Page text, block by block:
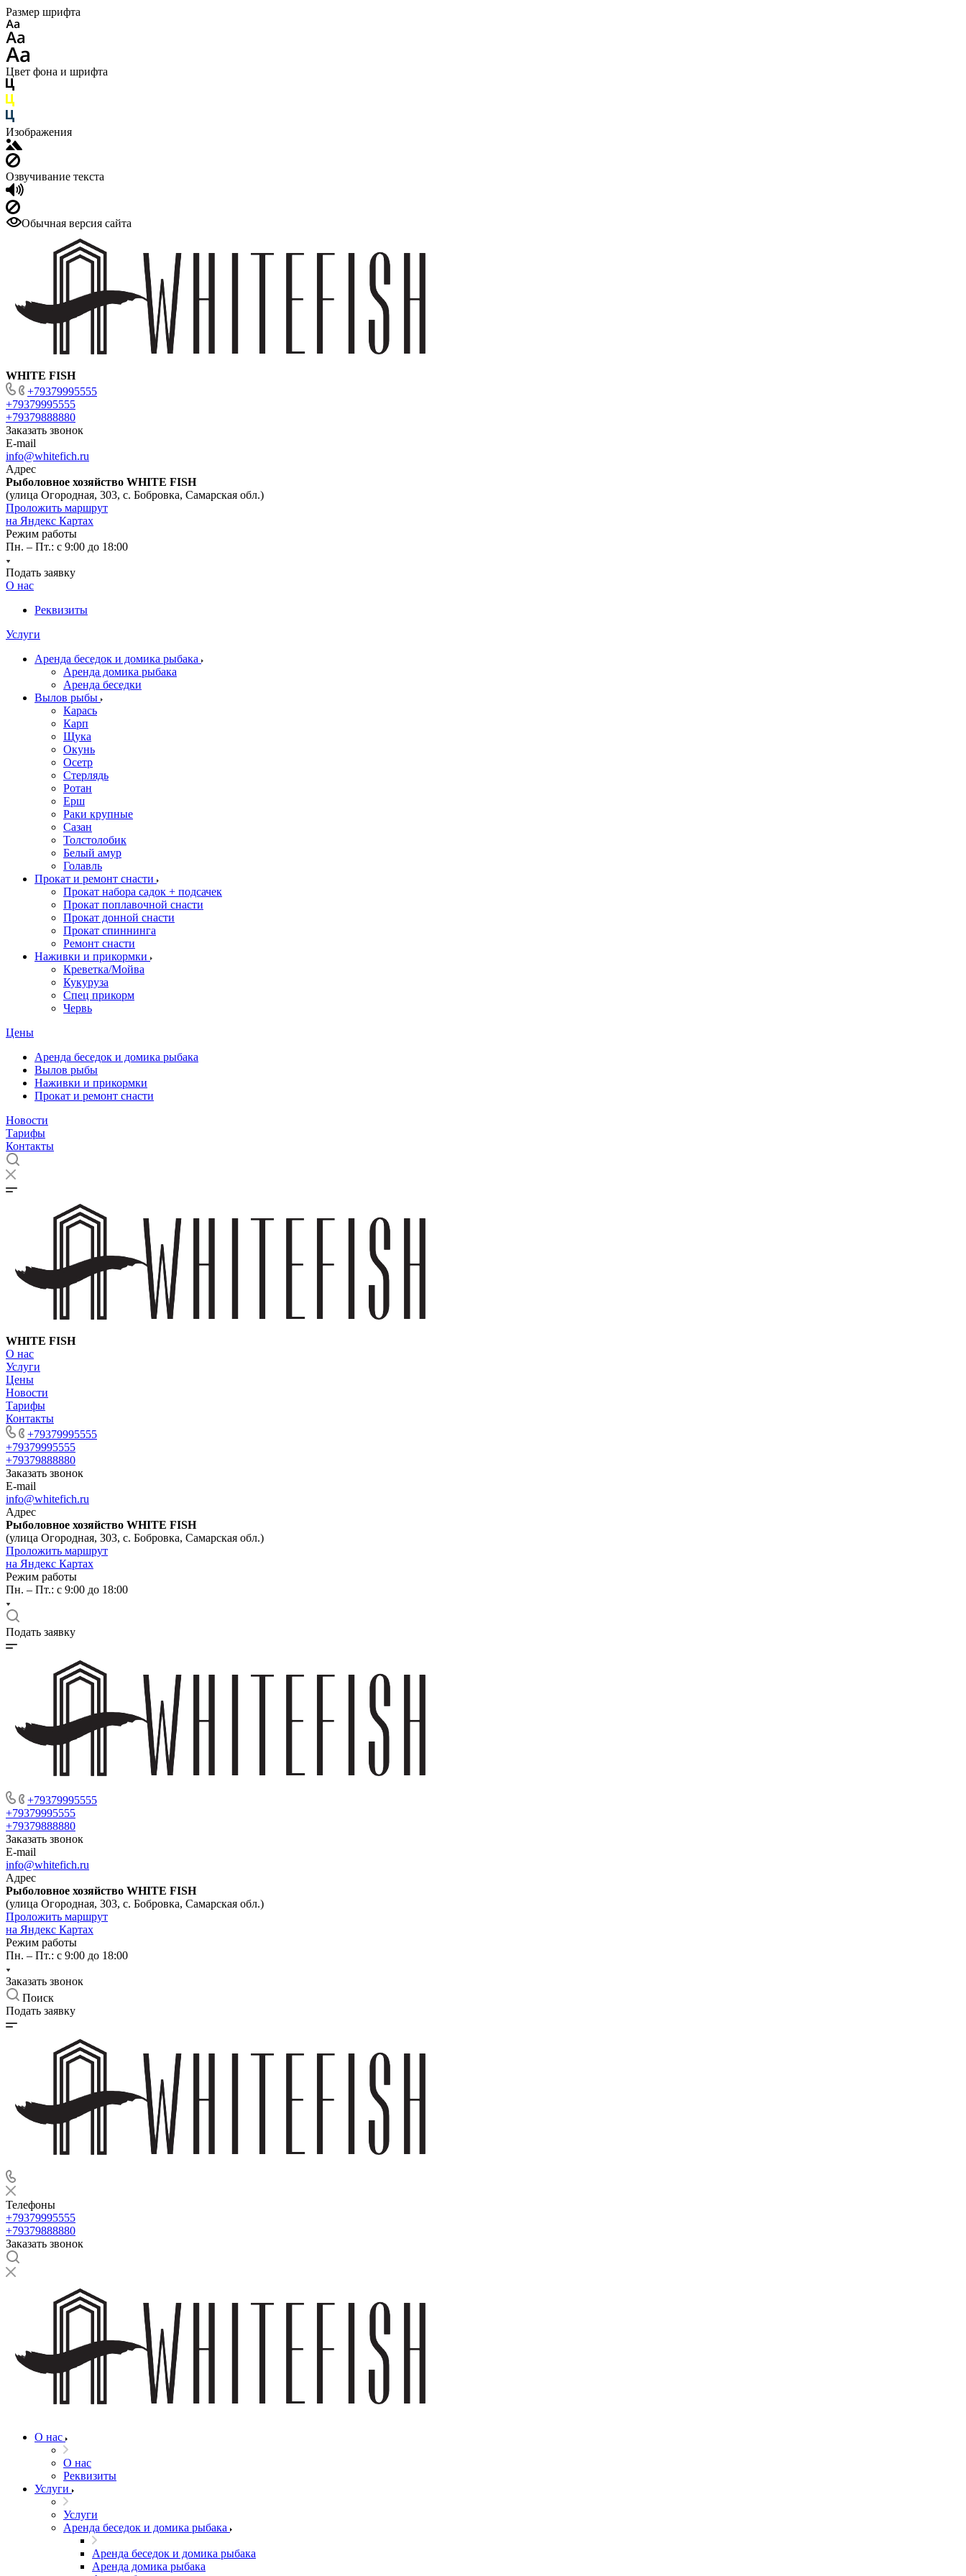
Размер шрифта
Цвет фона и шрифта
Изображения
Озвучивание текста
Обычная версия сайта
WHITE FISH
+79379995555
+79379995555
+79379888880
Заказать звонок
E-mail
info@whitefich.ru
Адрес
Рыболовное хозяйство WHITE FISH
(улица Огородная, 303, с. Бобровка, Самарская обл.)
Проложить маршрут
на Яндекс Картах
Режим работы
Пн. – Пт.: с 9:00 до 18:00
Подать заявку
О нас
Реквизиты
Услуги
Аренда беседок и домика рыбака
Аренда домика рыбака
Аренда беседки
Вылов рыбы
Карась
Карп
Щука
Окунь
Осетр
Стерлядь
Ротан
Ерш
Раки крупные
Сазан
Толстолобик
Белый амур
Голавль
Прокат и ремонт снасти
Прокат набора садок + подсачек
Прокат поплавочной снасти
Прокат донной снасти
Прокат спиннинга
Ремонт снасти
Наживки и прикормки
Креветка/Мойва
Кукуруза
Спец прикорм
Червь
Цены
Аренда беседок и домика рыбака
Вылов рыбы
Наживки и прикормки
Прокат и ремонт снасти
Новости
Тарифы
Контакты
WHITE FISH
О нас
Услуги
Цены
Новости
Тарифы
Контакты
+79379995555
+79379995555
+79379888880
Заказать звонок
E-mail
info@whitefich.ru
Адрес
Рыболовное хозяйство WHITE FISH
(улица Огородная, 303, с. Бобровка, Самарская обл.)
Проложить маршрут
на Яндекс Картах
Режим работы
Пн. – Пт.: с 9:00 до 18:00
Подать заявку
+79379995555
+79379995555
+79379888880
Заказать звонок
E-mail
info@whitefich.ru
Адрес
Рыболовное хозяйство WHITE FISH
(улица Огородная, 303, с. Бобровка, Самарская обл.)
Проложить маршрут
на Яндекс Картах
Режим работы
Пн. – Пт.: с 9:00 до 18:00
Заказать звонок
Поиск
Подать заявку
Телефоны
+79379995555
+79379888880
Заказать звонок
О нас
О нас
Реквизиты
Услуги
Услуги
Аренда беседок и домика рыбака
Аренда беседок и домика рыбака
Аренда домика рыбака